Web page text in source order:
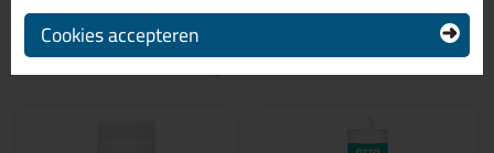
Gerelateerde producten
Cookies accepteren